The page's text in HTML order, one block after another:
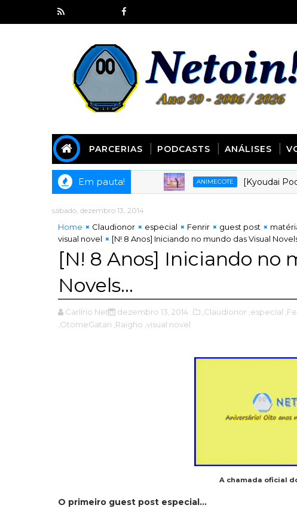
PARCERIAS PODCASTS ANÁLISES
Em pauta! ANIMECOTE [Kyoudai Podcast
sábado, dezembro 13, 2014
Home Claudionor especial Fenrir guest post
visual novel
[N! 8 Anos] Iniciando no mundo das Visual
[N! 8 Anos] Iniciando no
Novels...
Carlírio Neto dezembro 13, 2014 ,Claudionor ,especial
,OtomeGatari ,Raigho ,visual novel
A chamada oficial
O primeiro guest post especial...